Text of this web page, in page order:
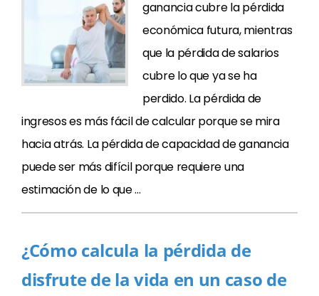
ganancia cubre la pérdida
económica futura, mientras
que la pérdida de salarios
cubre lo que ya se ha
perdido. La pérdida de
ingresos es más fácil de calcular porque se mira
hacia atrás. La pérdida de capacidad de ganancia
puede ser más difícil porque requiere una
estimación de lo que …
¿Cómo calcula la pérdida de
disfrute de la vida en un caso de